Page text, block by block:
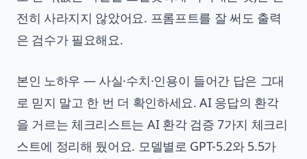
전히 사라지지 않았어요. 프롬프트를 잘 써도 출력
은 검수가 필요해요.
본인 노하우 — 사실·수치·인용이 들어간 답은 그대
로 믿지 말고 한 번 더 확인하세요. AI 응답의 환각
을 거르는 체크리스트는 AI 환각 검증 7가지 체크리
스트에 정리해 뒀어요. 모델별로 GPT-5.2와 5.5가